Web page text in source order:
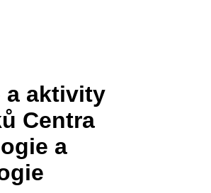
a aktivity
Centra
a